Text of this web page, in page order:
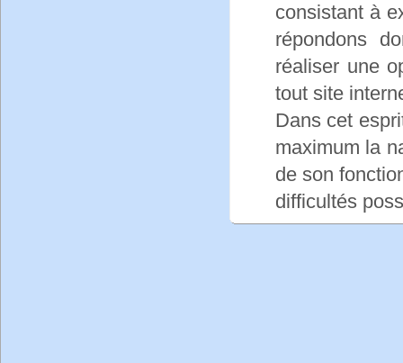
consistant à
répondons
réaliser une
tout site
Dans cet
maximum la
de son
difficultés